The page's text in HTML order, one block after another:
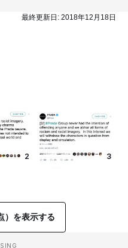
最終更新日: 2018年12月18日
2 3
）を表示する